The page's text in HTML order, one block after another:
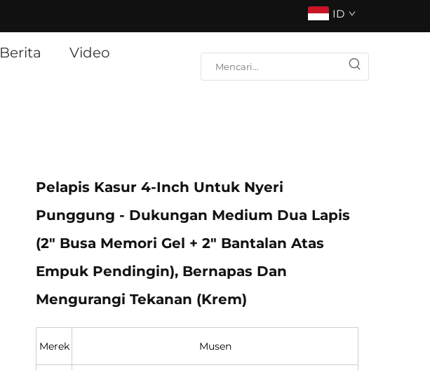
ID
Berita
Video
Pelapis Kasur 4-Inch Untuk Nyeri
Punggung - Dukungan Medium Dua Lapis
(2" Busa Memori Gel + 2" Bantalan Atas
Empuk Pendingin), Bernapas Dan
Mengurangi Tekanan (Krem)
Merek Musen